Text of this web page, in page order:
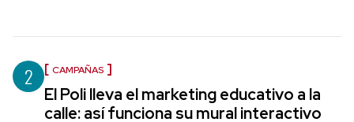
2 CAMPAÑAS
El Poli lleva el marketing educativo a la
calle: así funciona su mural interactivo